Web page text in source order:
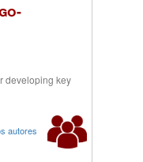
developing key
autores